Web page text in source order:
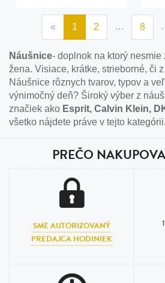
« 1 2 … 8
Náušnice- doplnok na ktorý
žena. Visiace, krátke, strieborné, či
Náušnice rôznych tvarov, typov a
výnimočný deň? Široký výber z
značiek ako Esprit, Calvin Klein,
všetko nájdete práve v tejto kategórii.
PREČO
SME AUTORIZOVANÝ
PREDAJCA HODINIEK